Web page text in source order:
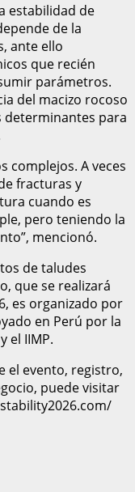
estabilidad de
de la
ante ello
que recién
parámetros.
del macizo rocoso
determinantes para
complejos. A veces
fracturas y
cuando es
pero teniendo la
mencionó.
de taludes
que se realizará
es organizado por
en Perú por la
el IIMP.
el evento, registro,
puede visitar